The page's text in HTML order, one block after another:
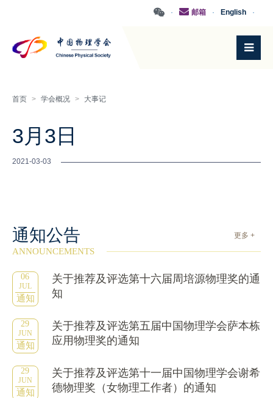
·
English
·
邮箱
·
首页 > 学会概况 > 大事记
3月3日
2021-03-03
通知公告 更多 +
ANNOUNCEMENTS
06
JUL
通知
关于推荐及评选第十六届周培源物理奖的通
知
29
JUN
通知
关于推荐及评选第五届中国物理学会萨本栋
应用物理奖的通知
29
JUN
通知
关于推荐及评选第十一届中国物理学会谢希
德物理奖（女物理工作者）的通知